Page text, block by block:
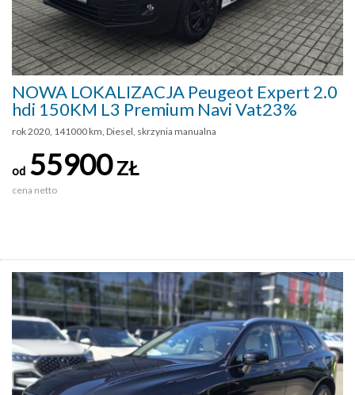
NOWA LOKALIZACJA Peugeot Expert 2.0
hdi 150KM L3 Premium Navi Vat23%
rok 2020, 141000 km, Diesel, skrzynia manualna
od 55900ZŁ
cena netto